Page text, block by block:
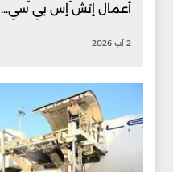
أعمال إتش إس بي سي...
2 آب 2026